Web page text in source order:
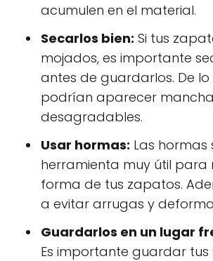
acumulen en el material.
Secarlos bien: Si tus
mojados, es importante
antes de guardarlos. De
podrían aparecer
desagradables.
Usar hormas: Las hormas
herramienta muy útil para
forma de tus zapatos.
a evitar arrugas y
Guardarlos en un lugar
Es importante guardar